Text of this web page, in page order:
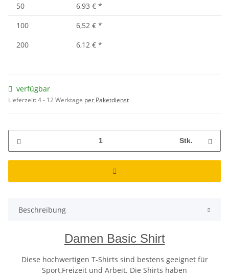
50
6,93 € *
100
6,52 € *
200
6,12 € *
verfügbar
Lieferzeit:4 - 12 Werktage per Paketdienst
Stk.
Beschreibung
Damen Basic Shirt
Diese hochwertigen T-Shirts sind bestens geeignet für
Sport,Freizeit und Arbeit. Die Shirts haben